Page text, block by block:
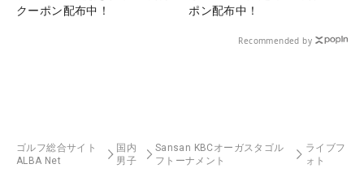
クーポン配布中！
ポン配布中！
Recommended by
ゴルフ総合サイト
ALBA Net
国内
男子
Sansan KBCオーガスタゴル
フトーナメント
ライブフ
ォト